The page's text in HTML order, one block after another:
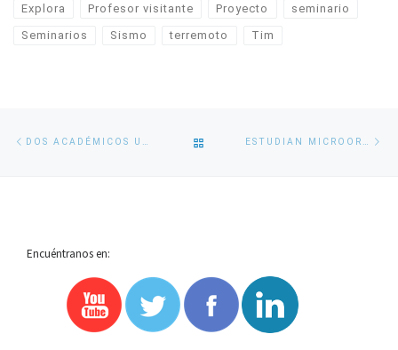
Explora Profesor visitante Proyecto seminario
Seminarios Sismo terremoto Tim
Navegación
de
VOLVER
ENTRADAS
Encuéntranos en: